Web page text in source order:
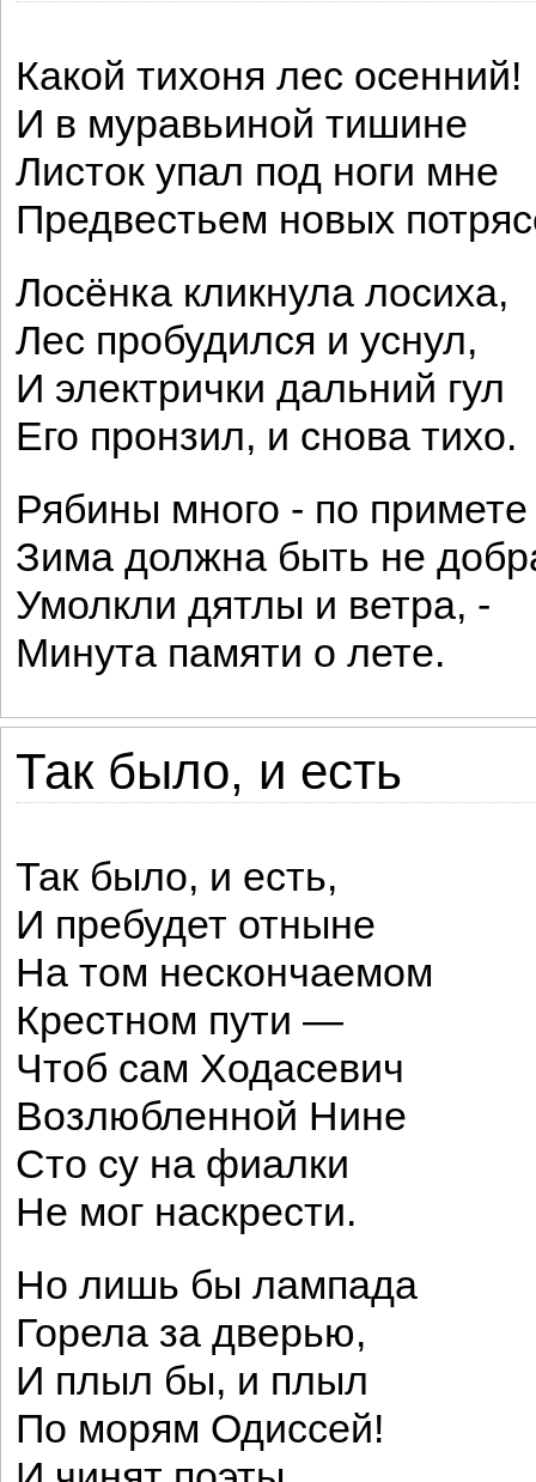
Какой тихоня лес осенний!
И в муравьиной тишине
Листок упал под ноги мне
Предвестьем новых
Лосёнка кликнула лосиха,
Лес пробудился и уснул,
И электрички дальний гул
Его пронзил, и снова тихо.
Рябины много - по примете
Зима должна быть не
Умолкли дятлы и ветра, -
Минута памяти о лете.
Так было, и есть
Так было, и есть,
И пребудет отныне
На том нескончаемом
Крестном пути —
Чтоб сам Ходасевич
Возлюбленной Нине
Сто су на фиалки
Не мог наскрести.
Но лишь бы лампада
Горела за дверью,
И плыл бы, и плыл
По морям Одиссей!